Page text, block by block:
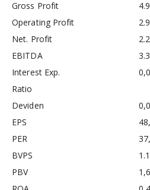
Gross Profit
Operating Profit
Net. Profit
EBITDA
Interest Exp.
0,0
Ratio
Deviden
EPS
PER
BVPS
PBV